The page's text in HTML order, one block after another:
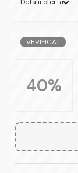
VERIFICAT
40%